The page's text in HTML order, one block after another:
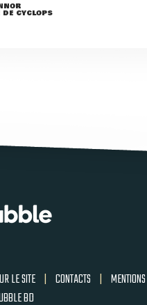
DE CYCLOPS
LE SITE | CONTACTS | MENTIONS
BD